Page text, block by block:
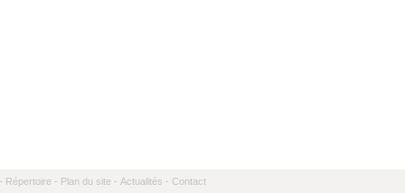
Répertoire - Plan du site - Actualités - Contact